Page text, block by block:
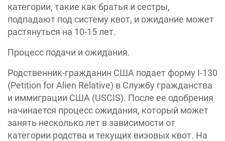
категории, такие как братья и сестры,
подпадают под систему квот, и ожидание может
растянуться на 10-15 лет.
Процесс подачи и ожидания.
Родственник-гражданин США подает форму I-130
(Petition for Alien Relative) в Службу гражданства
и иммиграции США (USCIS). После ее одобрения
начинается процесс ожидания, который может
занять несколько лет в зависимости от
категории родства и текущих визовых квот. На